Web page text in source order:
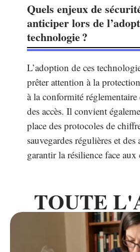
Quels enjeux de
anticiper lors de
technologie ?
L’adoption de ces
prêter attention à la
à la conformité réglementaire
des accès. Il convient
place des protocoles de
sauvegardes régulières et
garantir la résilience face aux
TOUTE